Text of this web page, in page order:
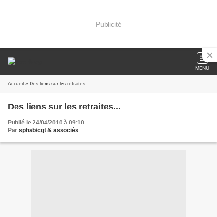
Publicité
MENU
Accueil » Des liens sur les retraites...
Des liens sur les retraites...
Publié le 24/04/2010 à 09:10
Par sphab/cgt & associés